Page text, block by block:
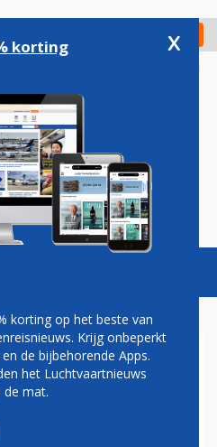
Check in
Vacatures
WIL 'LEVEL
korting x
korting op het beste van
Krijg onbeperkt
de bijbehorende Apps.
het Luchtvaartnieuws
de mat.